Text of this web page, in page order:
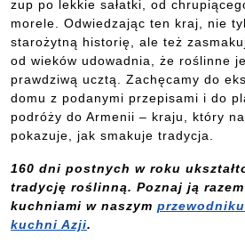
zup po lekkie sałatki, od
morele. Odwiedzając ten kraj, nie
starożytną historię, ale też
od wieków udowadnia, że roślinne
prawdziwą ucztą. Zachęcamy do
domu z podanymi przepisami i do
podróży do Armenii – kraju, który
pokazuje, jak smakuje tradycja.
160 dni postnych w roku
tradycję roślinną. Poznaj ją razem
kuchniami w naszym
kuchni Azji.